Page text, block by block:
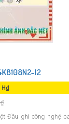
I2
H₫
Đầu ghi công nghệ